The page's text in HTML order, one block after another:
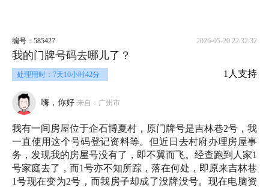
编号：585427 2026-05-20 22:32:32
我的门牌号码去哪儿了？
处理用时：7天10小时42分 1人支持
嗨，你好 来自：广州市
我有一间房屋位于企石博夏村，原门牌号是吉林巷2号，我
一直使用这个号码登记资料等。但近日去村府办理房屋事
务，发现我的房屋号没有了，即不翼而飞。经查跑到人家1
号家庭去了，而1号亦不知所踪，落在何处，即原来吉林巷
1号现在变为2号，而我房子却成了没牌没号。现在电脑资